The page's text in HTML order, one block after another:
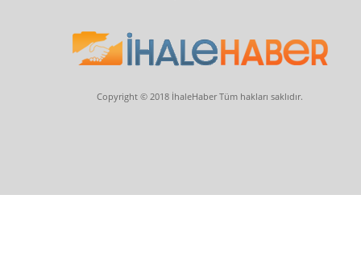
Copyright © 2018 İhaleHaber Tüm hakları saklıdır.